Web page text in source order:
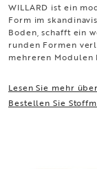
WILLARD ist ein
Form im
Boden, schafft ein
runden Formen
mehreren Modulen
Lesen Sie mehr
Bestellen Sie